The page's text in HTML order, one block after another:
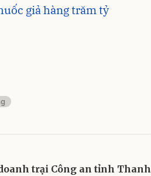
giả hàng trăm tỷ
trại Công an tỉnh Thanh